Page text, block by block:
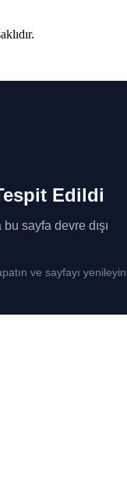
Edildi
sayfa devre dışı
ve sayfayı